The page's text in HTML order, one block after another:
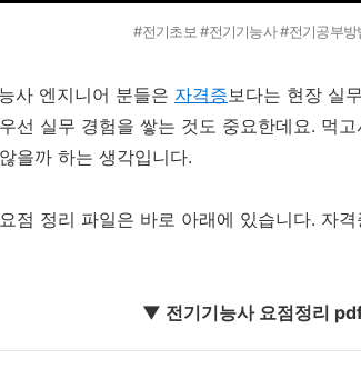
#전기초보 #전기기능사 #전기공부방
사 엔지니어 분들은 자격증 보다는 현장 실
선 실무 경험을 쌓는 것도 중요한데요. 먹
을까 하는 생각입니다.
점 정리 파일은 바로 아래에 있습니다. 자
▼ 전기기능사 요점정리